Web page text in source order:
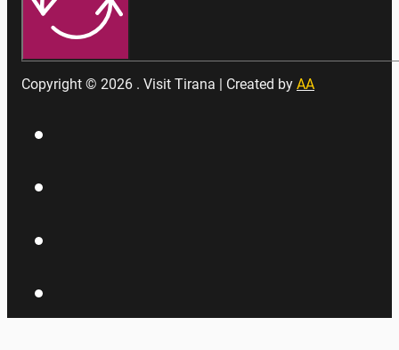
Copyright © 2026 . Visit Tirana | Created by AA